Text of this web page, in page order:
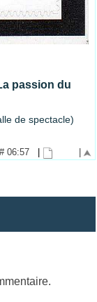
passion du
de spectacle)
06:57